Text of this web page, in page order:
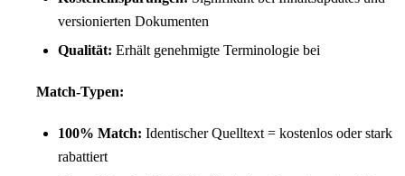
versionierten Dokumenten
Qualität: Erhält genehmigte Terminologie bei
Match-Typen:
100% Match: Identischer Quelltext = kostenlos oder stark
rabattiert